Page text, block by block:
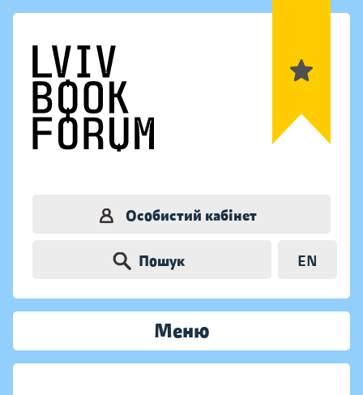
Особистий кабінет
Пошук EN
Меню